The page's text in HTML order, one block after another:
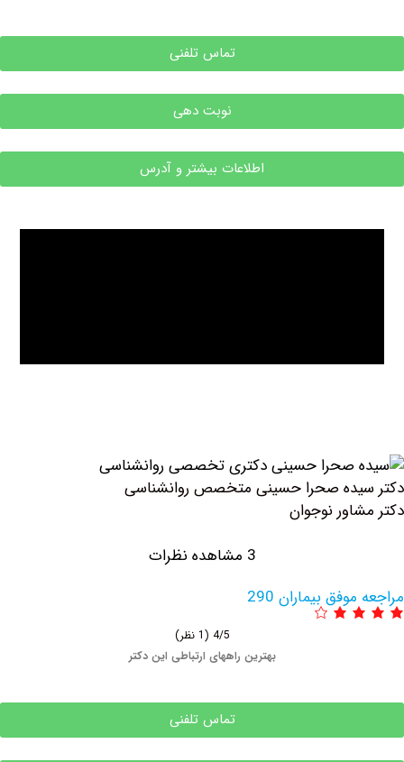
تماس تلفنی
نوبت دهی
اطلاعات بیشتر و آدرس
صحرا حسینی متخصص روانشناسی
نوجوان
بیماران 290
بهترین راههای ارتباطی این دکتر
تماس تلفنی